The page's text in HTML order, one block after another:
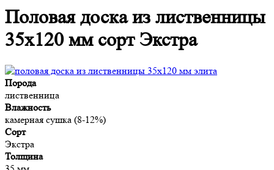
Половая доска из лиственницы
35x120 мм сорт Экстра
Порода
лиственница
Влажность
камерная сушка (8-12%)
Сорт
Экстра
Толщина